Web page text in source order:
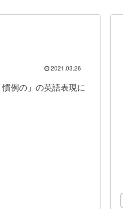
2021.03.26
例の」の英語表現に